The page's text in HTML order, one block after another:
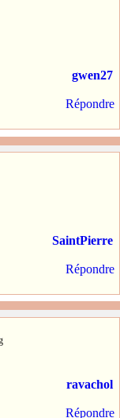
gwen27
Répondre
SaintPierre
Répondre
ravachol
Répondre